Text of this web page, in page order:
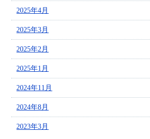
2025年4月
2025年3月
2025年2月
2025年1月
2024年11月
2024年8月
2023年3月